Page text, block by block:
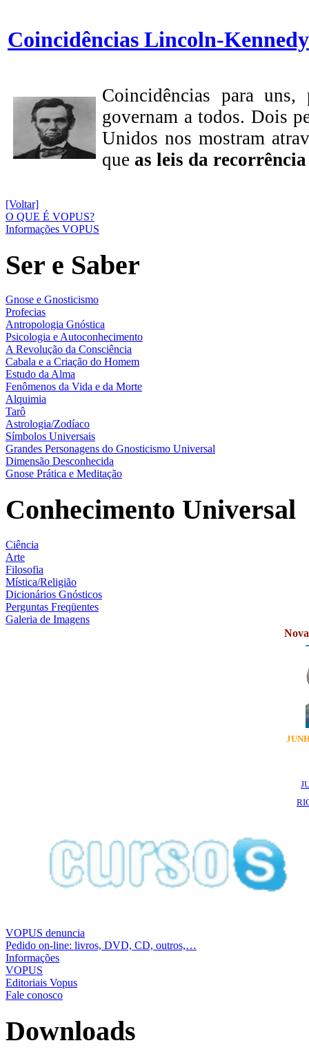
Coincidências Lincoln-Kennedy
Coincidências para
governam a todos. Dois
Unidos nos mostram
que as leis da
[Voltar]
O QUE É VOPUS?
Informações VOPUS
Ser e Saber
Gnose e Gnosticismo
Profecias
Antropologia Gnóstica
Psicologia e Autoconhecimento
A Revolução da Consciência
Cabala e a Criação do Homem
Estudo da Alma
Fenômenos da Vida e da Morte
Alquimia
Tarô
Astrologia/Zodíaco
Símbolos Universais
Grandes Personagens do Gnosticismo Universal
Dimensão Desconhecida
Gnose Prática e Meditação
Conhecimento Universal
Ciência
Arte
Filosofia
Mística/Religião
Dicionários Gnósticos
Perguntas Freqüentes
Galeria de Imagens
VOPUS denuncia
Pedido on-line: livros, DVD, CD, outros,…
Informações
VOPUS
Editoriais Vopus
Fale conosco
Downloads